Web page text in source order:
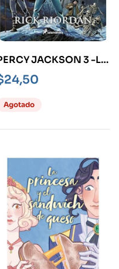
JACKSON 3 -LA
DEL
TITÁN- NOVELA
GRÁFICA
24,50
Agotado